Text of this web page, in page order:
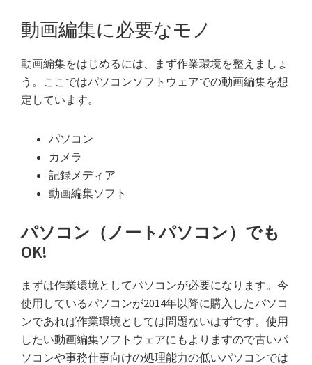
動画編集に必要なモノ
動画編集をはじめるには、まず作業環境を整えましょ
う。ここではパソコンソフトウェアでの動画編集を想
定しています。
パソコン
カメラ
記録メディア
動画編集ソフト
パソコン（ノートパソコン）でも
OK!
まずは作業環境としてパソコンが必要になります。今
使用しているパソコンが2014年以降に購入したパソコ
ンであれば作業環境としては問題ないはずです。使用
したい動画編集ソフトウェアにもよりますので古いパ
ソコンや事務仕事向けの処理能力の低いパソコンでは